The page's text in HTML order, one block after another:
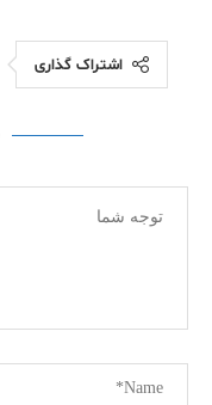
اشتراک گذاری